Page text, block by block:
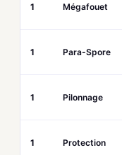
1 Mégafouet
1 Para-Spore
1 Pilonnage
1 Protection